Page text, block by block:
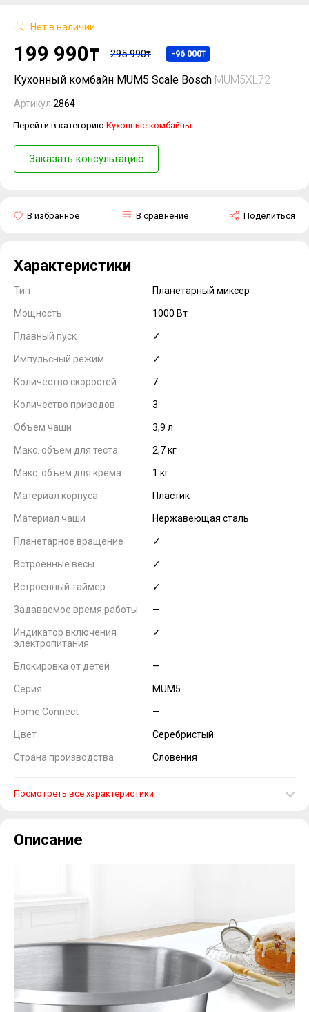
Кухонный комбайн MUM5 Scale Bosch MUM5XL72
Артикул 2864
Перейти в категорию Кухонные комбайны
Заказать консультацию
Поделиться
В сравнение
В избранное
Нет в наличии
199 990₸ 295 990₸ -96 000₸
Характеристики
Тип Планетарный миксер
Мощность 1000 Вт
Плавный пуск ✓
Импульсный режим ✓
Количество скоростей 7
Количество приводов 3
Объем чаши 3,9 л
Макс. объем для теста 2,7 кг
Макс. объем для крема 1 кг
Материал корпуса Пластик
Материал чаши Нержавеющая сталь
Планетарное вращение ✓
Встроенные весы ✓
Встроенный таймер ✓
Задаваемое время работы —
Индикатор включения
электропитания
✓
Блокировка от детей —
Серия MUM5
Home Connect —
Цвет Серебристый
Страна производства Словения
Посмотреть все характеристики
Описание